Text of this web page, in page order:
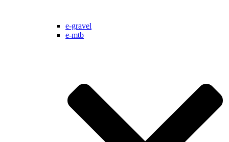
e-gravel
e-mtb